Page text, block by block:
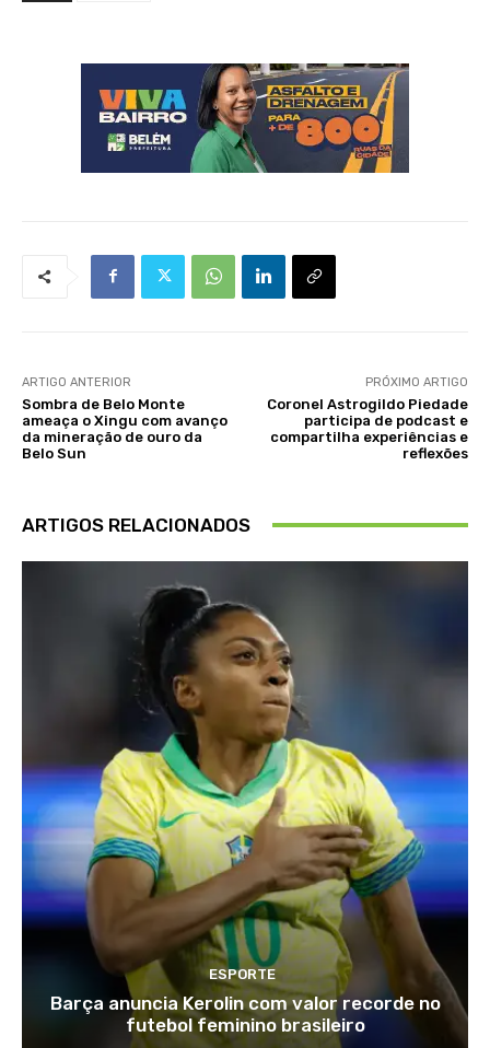
ARTIGO ANTERIOR
Sombra de Belo Monte
ameaça o Xingu com avanço
da mineração de ouro da
Belo Sun
PRÓXIMO ARTIGO
Coronel Astrogildo Piedade
participa de podcast e
compartilha experiências e
reflexões
ARTIGOS RELACIONADOS
ESPORTE
Barça anuncia Kerolin com valor recorde no
futebol feminino brasileiro